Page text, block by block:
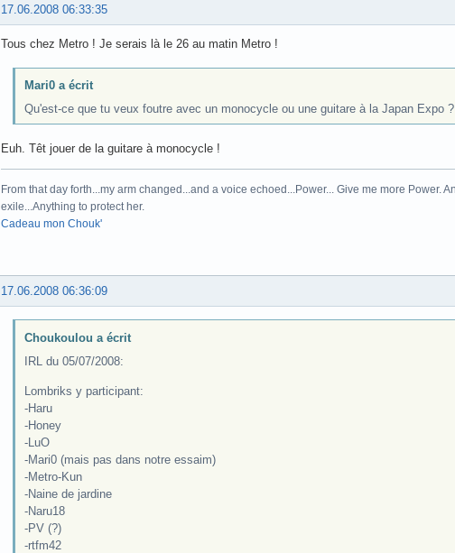
17.06.2008 06:33:35
Tous chez Metro ! Je serais là le 26 au matin Metro !
Mari0 a écrit
Qu'est-ce que tu veux foutre avec un monocycle ou une guitare à la Japan Expo ?
Euh. Têt jouer de la guitare à monocycle !
From that day forth...my arm changed...and a voice echoed...Power... Give me more Power.
exile...Anything to protect her.
Cadeau mon Chouk'
17.06.2008 06:36:09
Choukoulou a écrit
IRL du 05/07/2008:
Lombriks y participant:
-Haru
-Honey
-LuO
-Mari0 (mais pas dans notre essaim)
-Metro-Kun
-Naine de jardine
-Naru18
-PV (?)
-rtfm42